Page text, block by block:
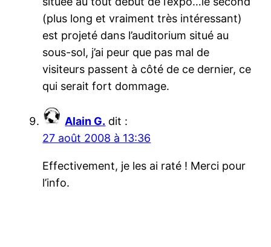
(plus long et vraiment très intéressant)
est projeté dans l’auditorium situé au
sous-sol, j’ai peur que pas mal de
visiteurs passent à côté de ce dernier, ce
qui serait fort dommage.
Alain G. dit :
27 août 2008 à 13:36
Effectivement, je les ai raté ! Merci pour
l’info.